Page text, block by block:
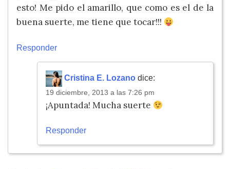
esto! Me pido el amarillo, que como es el de la
buena suerte, me tiene que tocar!!!
Responder
Cristina E. Lozano dice:
19 diciembre, 2013 a las 7:26 pm
¡Apuntada! Mucha suerte
Responder